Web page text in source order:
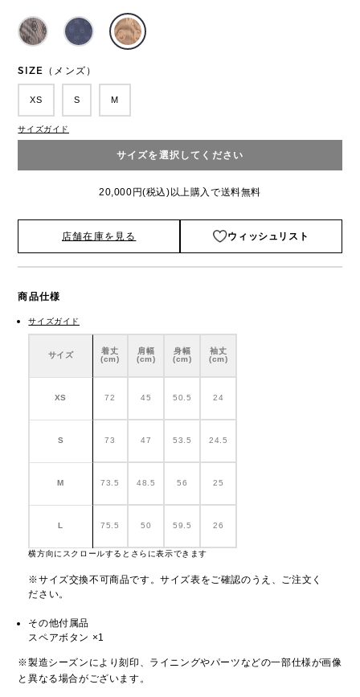
SIZE（メンズ）
XS S M
サイズガイド
サイズを選択してください
20,000円(税込)以上購入で送料無料
店舗在庫を見る ウィッシュリスト
商品仕様
サイズガイド
サイズ
着丈
(cm)
肩幅
(cm)
身幅
(cm)
袖丈
(cm)
XS 72 45 50.5 24
S 73 47 53.5 24.5
M 73.5 48.5 56 25
L 75.5 50 59.5 26
横方向にスクロールするとさらに表示できます
※サイズ交換不可商品です。サイズ表をご確認のうえ、ご注文く
ださい。
その他付属品
スペアボタン ×1
※製造シーズンにより刻印、ライニングやパーツなどの一部仕様が画像
と異なる場合がございます。